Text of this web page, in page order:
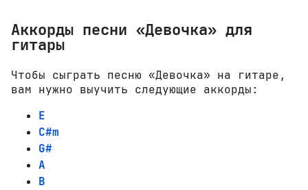
Аккорды песни «Девочка» для
гитары
Чтобы сыграть песню «Девочка» на гитаре,
вам нужно выучить следующие аккорды:
E
C#m
G#
A
B